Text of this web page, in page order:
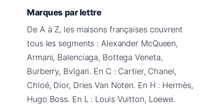
Marques par lettre
De A à Z, les maisons françaises couvrent
tous les segments : Alexander McQueen,
Armani, Balenciaga, Bottega Veneta,
Burberry, Bvlgari. En C : Cartier, Chanel,
Chloé, Dior, Dries Van Noten. En H : Hermès,
Hugo Boss. En L : Louis Vuitton, Loewe.